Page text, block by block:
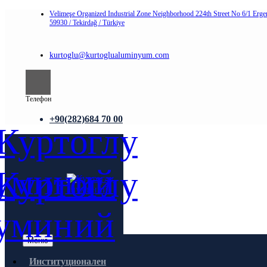
Velimeşe Organized Industrial Zone Neighborhood 224th Street No 6/1
59930 / Tekirdağ / Türkiye
kurtoglu@kurtoglualuminyum.com
Телефон
+90(282)684 70 00
Меню
Институционален